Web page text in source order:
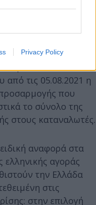
Privacy Policy
βάση και σχεδόν
τιμές στη
το Νοέμβριο του
και τον
από τις 05.08.2021 η
που
το σύνολο της
στους καταναλωτές.
αναφορά στα
ελληνικής αγοράς
την Ελλάδα
στις
στην επιλογή